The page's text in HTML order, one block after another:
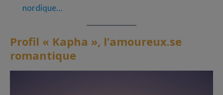
nordique…
Profil « Kapha », l’amoureux.se
romantique